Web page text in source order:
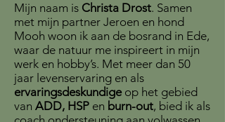
Mijn naam is Christa Drost. Samen
met mijn partner Jeroen en hond
Mooh woon ik aan de bosrand in Ede,
waar de natuur me inspireert in mijn
werk en hobby’s. Met meer dan 50
jaar levenservaring en als
ervaringsdeskundigeop het gebied
van ADD, HSP en burn-out, bied ik als